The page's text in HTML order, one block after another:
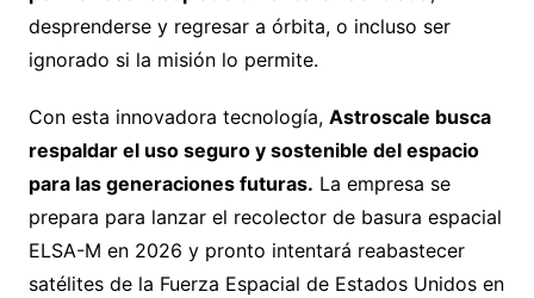
desprenderse y regresar a órbita, o incluso ser
ignorado si la misión lo permite.
Con esta innovadora tecnología, Astroscale busca
respaldar el uso seguro y sostenible del espacio
para las generaciones futuras. La empresa se
prepara para lanzar el recolector de basura espacial
ELSA-M en 2026 y pronto intentará reabastecer
satélites de la Fuerza Espacial de Estados Unidos en